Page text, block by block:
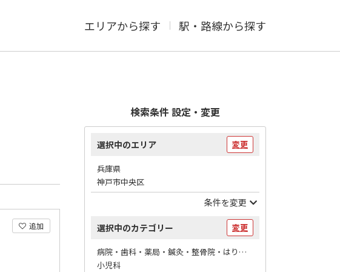
エリアから探す 駅・路線から探す
追加
検索条件 設定・変更
選択中のエリア 変更
兵庫県
神戸市中央区
条件を変更
選択中のカテゴリー 変更
病院・歯科・薬局・鍼灸・整骨院・はりマッサージ / 病院
小児科